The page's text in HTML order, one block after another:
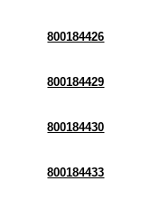
800184426
800184429
800184430
800184433